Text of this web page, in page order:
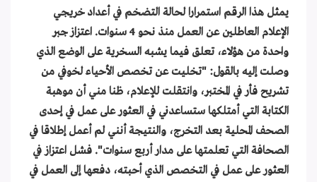
يمثل هذا الرقم استمرارا لحالة التضخم في أعداد خريجي
الإعلام العاطلين عن العمل منذ نحو 4 سنوات. اعتزاز جبر
واحدة من هؤلاء، تعلق فيما يشبه السخرية على الوضع الذي
وصلت إليه بالقول: "تخليت عن تخصص الأحياء لخوفي من
تشريح فأر في المختبر، وانتقلت للإعلام، ظنا مني أن موهبة
الكتابة التي أمتلكها ستساعدني في العثور على عمل في إحدى
الصحف المحلية بعد التخرج، والنتيجة أنني لم أعمل إطلاقا في
الصحافة التي تعلمتها على مدار أربع سنوات". فشل اعتزاز في
العثور على عمل في التخصص الذي أحبته، دفعها إلى العمل في